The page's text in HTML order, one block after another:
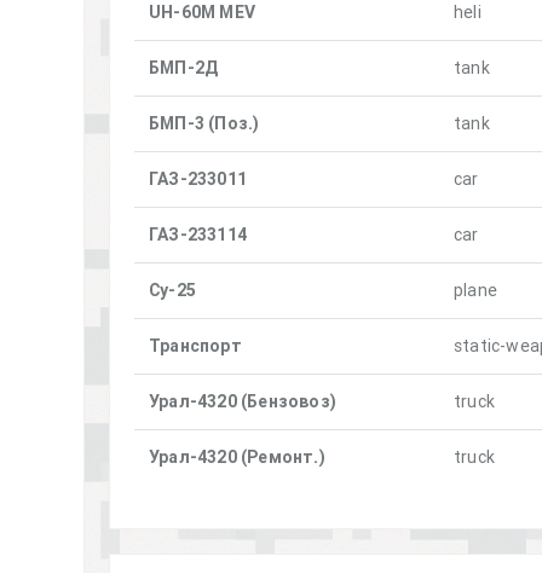
UH-60M MEV heli
БМП-2Д tank
БМП-3 (Поз.) tank
ГАЗ-233011 car
ГАЗ-233114 car
Су-25 plane
Транспорт static-
Урал-4320 (Бензовоз) truck
Урал-4320 (Ремонт.) truck